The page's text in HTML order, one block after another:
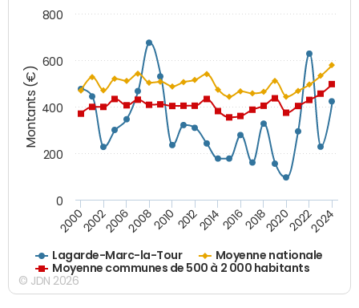
Montants (€)
Lagarde-Marc-la-Tour
Moyenne nationale
Moyenne communes de 500 à 2 000 habitants
20002002200620082010 2012201420162018202020222024
0
200
400
600
800
© JDN 2026